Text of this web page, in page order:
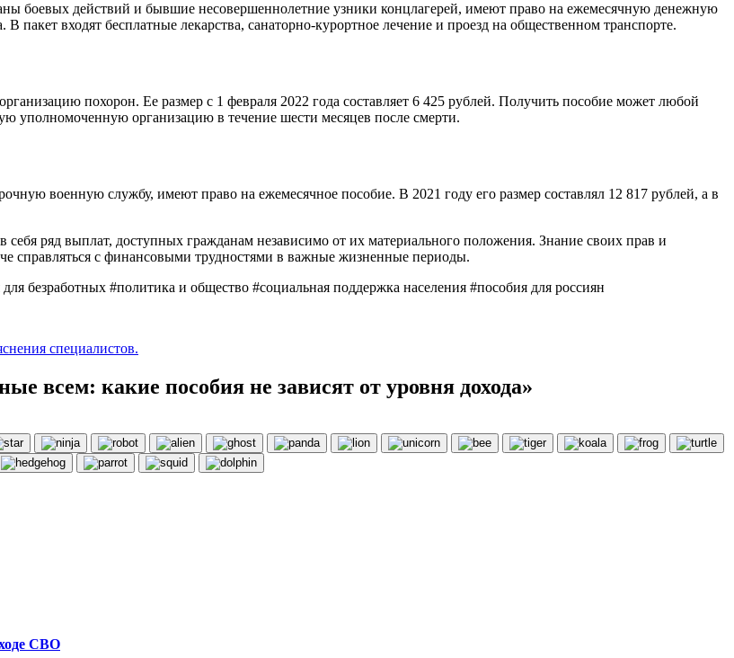
боевых действий и бывшие несовершеннолетние узники концлагерей, имеют право на ежемесячную денежную
пакет входят бесплатные лекарства, санаторно-курортное лечение и проезд на общественном транспорте.
похорон. Ее размер с 1 февраля 2022 года составляет 6 425 рублей. Получить пособие может любой
организацию в течение шести месяцев после смерти.
военную службу, имеют право на ежемесячное пособие. В 2021 году его размер составлял 12 817 рублей, а в
ряд выплат, доступных гражданам независимо от их материального положения. Знание своих прав и
справляться с финансовыми трудностями в важные жизненные периоды.
безработных #политика и общество #социальная поддержка населения #пособия для россиян
специалистов.
всем: какие пособия не зависят от уровня дохода»
СВО